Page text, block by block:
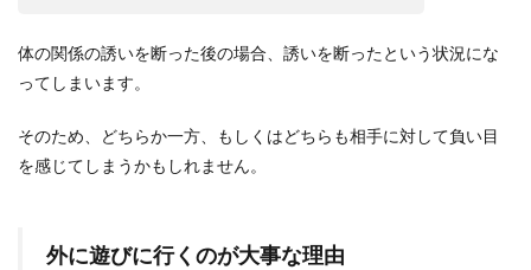
体の関係の誘いを断った後の場合、誘いを断ったという状況にな
ってしまいます。
そのため、どちらか一方、もしくはどちらも相手に対して負い目
を感じてしまうかもしれません。
外に遊びに行くのが大事な理由